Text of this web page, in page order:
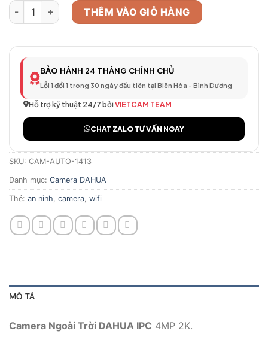
Camera WiFi Thông Minh Model 414 – Full HD số lượng
THÊM VÀO GIỎ HÀNG
BẢO HÀNH 24 THÁNG CHÍNH CHỦ
Lỗi 1 đổi 1 trong 30 ngày đầu tiên tại Biên Hòa - Bình Dương
Hỗ trợ kỹ thuật 24/7 bởi VIETCAM TEAM
CHAT ZALO TƯ VẤN NGAY
SKU: CAM-AUTO-1413
Danh mục: Camera DAHUA
Thẻ: an ninh camera wifi
MÔ TẢ
Camera Ngoài Trời DAHUA IPC 4MP 2K.